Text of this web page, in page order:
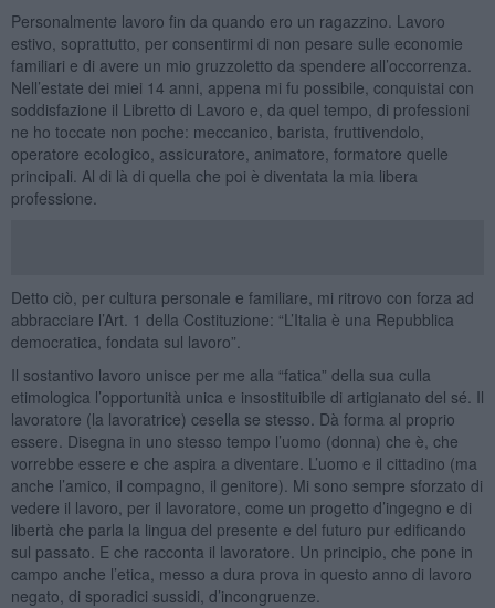
Personalmente lavoro fin da quando ero un ragazzino. Lavoro
estivo, soprattutto, per consentirmi di non pesare sulle economie
familiari e di avere un mio gruzzoletto da spendere all’occorrenza.
Nell’estate dei miei 14 anni, appena mi fu possibile, conquistai con
soddisfazione il Libretto di Lavoro e, da quel tempo, di professioni
ne ho toccate non poche: meccanico, barista, fruttivendolo,
operatore ecologico, assicuratore, animatore, formatore quelle
principali. Al di là di quella che poi è diventata la mia libera
professione.
Detto ciò, per cultura personale e familiare, mi ritrovo con forza ad
abbracciare l’Art. 1 della Costituzione: “L’Italia è una Repubblica
democratica, fondata sul lavoro”.
Il sostantivo lavoro unisce per me alla “fatica” della sua culla
etimologica l’opportunità unica e insostituibile di artigianato del sé. Il
lavoratore (la lavoratrice) cesella se stesso. Dà forma al proprio
essere. Disegna in uno stesso tempo l’uomo (donna) che è, che
vorrebbe essere e che aspira a diventare. L’uomo e il cittadino (ma
anche l’amico, il compagno, il genitore). Mi sono sempre sforzato di
vedere il lavoro, per il lavoratore, come un progetto d’ingegno e di
libertà che parla la lingua del presente e del futuro pur edificando
sul passato. E che racconta il lavoratore. Un principio, che pone in
campo anche l’etica, messo a dura prova in questo anno di lavoro
negato, di sporadici sussidi, d’incongruenze.